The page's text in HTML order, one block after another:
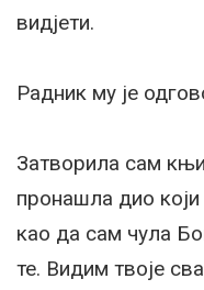
видјети.
Радник му је
Затворила сам
пронашла дио који
као да сам чула
те. Видим твоје